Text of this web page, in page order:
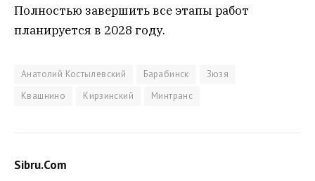
Полностью завершить все этапы работ
планируется в 2028 году.
Анатолий Костылевский Барабинск
Зюзя
Квашнино
Кирзинский Минтранс
Sibru.Com